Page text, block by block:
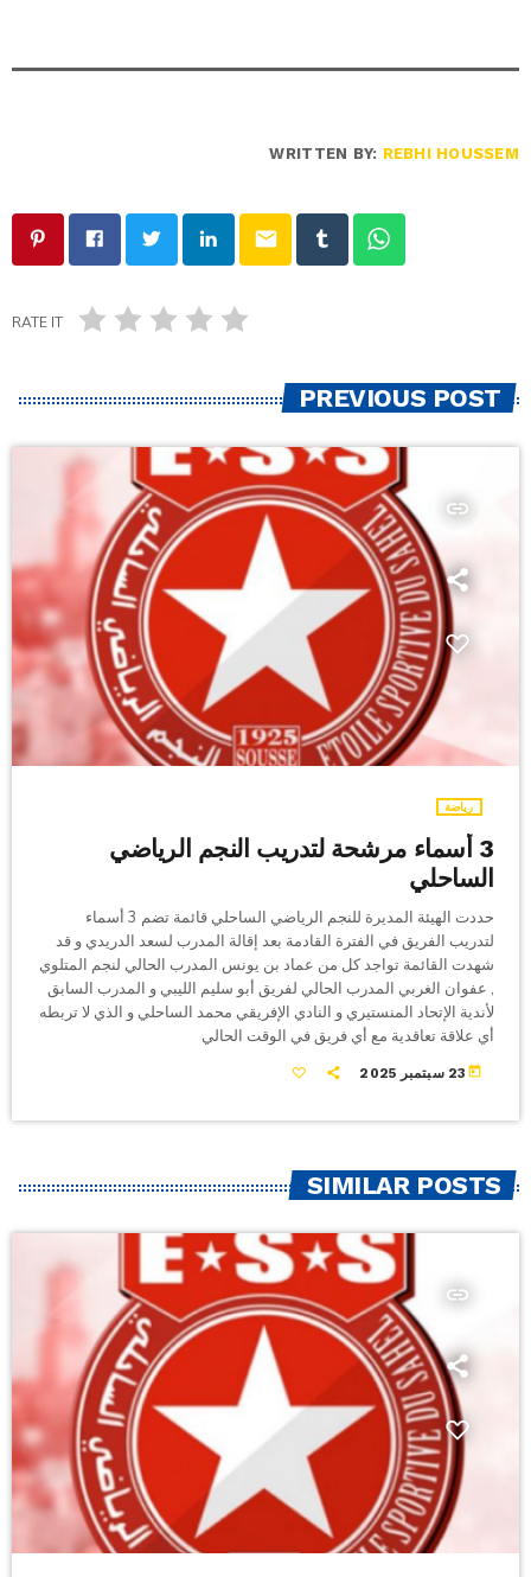
WRITTEN BY: REBHI HOUSSEM
email
RATE IT
PREVIOUS POST
insert_link
رياضة
3 أسماء مرشحة لتدريب النجم الرياضي
الساحلي
حددت الهيئة المديرة للنجم الرياضي الساحلي قائمة تضم 3 أسماء
لتدريب الفريق في الفترة القادمة بعد إقالة المدرب لسعد الدريدي و قد
شهدت القائمة تواجد كل من عماد بن يونس المدرب الحالي لنجم المتلوي
, عفوان الغربي المدرب الحالي لفريق أبو سليم الليبي و المدرب السابق
لأندية الإتحاد المنستيري و النادي الإفريقي محمد الساحلي و الذي لا تربطه
أي علاقة تعاقدية مع أي فريق في الوقت الحالي
today 23 سبتمبر 2025
SIMILAR POSTS
insert_link